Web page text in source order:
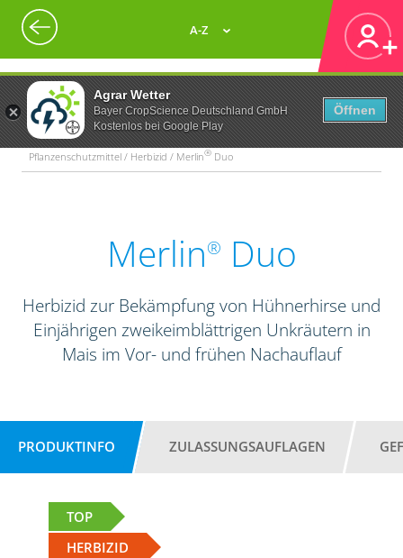
Agrar Wetter
Bayer CropScience Deutschland GmbH
Kostenlos bei Google Play
Öffnen
A-Z
Pflanzenschutzmittel / Herbizid / Merlin® Duo
Merlin® Duo
Herbizid zur Bekämpfung von Hühnerhirse und
Einjährigen zweikeimblättrigen Unkräutern in
Mais im Vor- und frühen Nachauflauf
PRODUKTINFO ZULASSUNGSAUFLAGEN
TOP
HERBIZID